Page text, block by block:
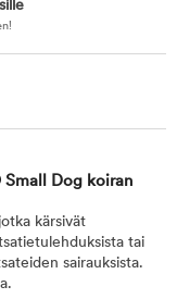
Small Dog koiran
kärsivät
tai
sairauksista.